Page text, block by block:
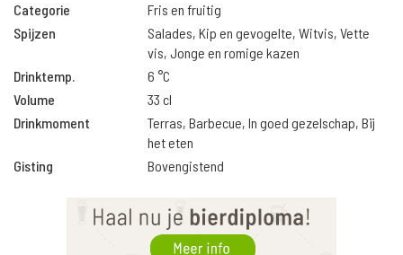
Categorie
Fris en fruitig
Spijzen
Salades, Kip en gevogelte, Witvis, Vette
vis, Jonge en romige kazen
Drinktemp.
6 °C
Volume
33 cl
Drinkmoment
Terras, Barbecue, In goed gezelschap, Bij
het eten
Gisting
Bovengistend